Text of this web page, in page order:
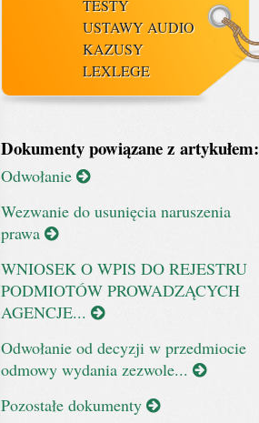
TESTY
USTAWY AUDIO
KAZUSY
LEXLEGE
Dokumenty powiązane z artykułem:
Odwołanie
Wezwanie do usunięcia naruszenia
prawa
WNIOSEK O WPIS DO REJESTRU
PODMIOTÓW PROWADZĄCYCH
AGENCJE...
Odwołanie od decyzji w przedmiocie
odmowy wydania zezwole...
Pozostałe dokumenty